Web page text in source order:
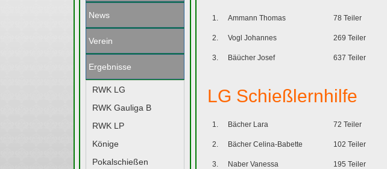
News
Verein
Ergebnisse
RWK LG
RWK Gauliga B
RWK LP
Könige
Pokalschießen
1. Ammann Thomas 78 Teiler
2. Vogl Johannes 269 Teiler
3. Bäücher Josef 637 Teiler
LG Schießlernhilfe
1. Bächer Lara 72 Teiler
2. Bächer Celina-Babette 102 Teiler
3. Naber Vanessa 195 Teiler